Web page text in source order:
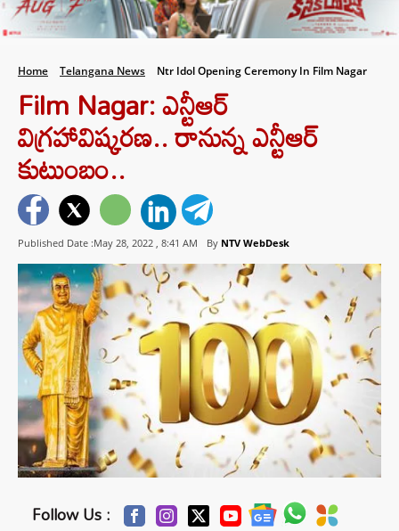
Home Telangana News Ntr Idol Opening Ceremony In Film Nagar
Film Nagar: ఎన్టీఆర్
విగ్రహావిష్కరణ.. రానున్న ఎన్టీఆర్
కుటుంబం..
Published Date :May 28, 2022 , 8:41 AM By NTV WebDesk
Follow Us :